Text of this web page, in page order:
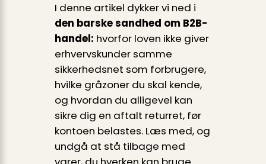
I denne artikel dykker vi ned i
den barske sandhed om B2B-
handel: hvorfor loven ikke giver
erhvervskunder samme
sikkerhedsnet som forbrugere,
hvilke gråzoner du skal kende,
og hvordan du alligevel kan
sikre dig en aftalt returret, før
kontoen belastes. Læs med, og
undgå at stå tilbage med